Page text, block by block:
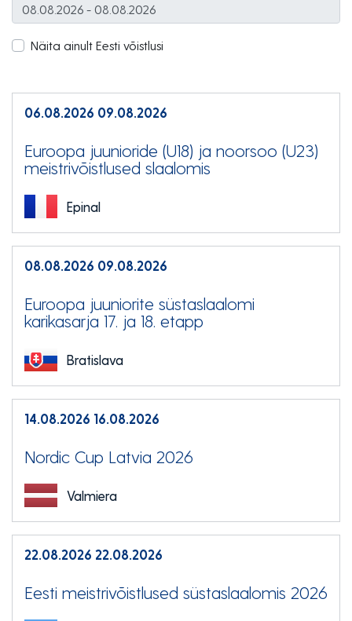
Näita ainult Eesti võistlusi
06.08.2026 09.08.2026
Euroopa juunioride (U18) ja noorsoo (U23)
meistrivõistlused slaalomis
Epinal
08.08.2026 09.08.2026
Euroopa juuniorite süstaslaalomi
karikasarja 17. ja 18. etapp
Bratislava
14.08.2026 16.08.2026
Nordic Cup Latvia 2026
Valmiera
22.08.2026 22.08.2026
Eesti meistrivõistlused süstaslaalomis 2026